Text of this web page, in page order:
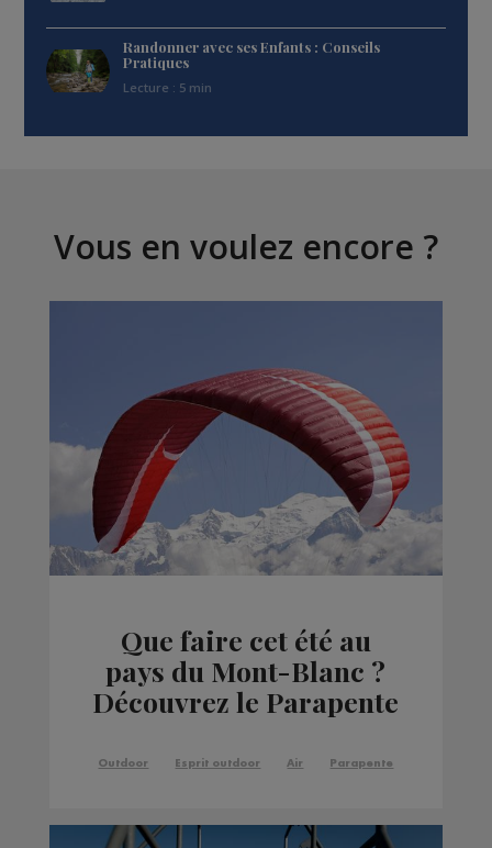
Randonner avec ses Enfants : Conseils
Pratiques
Lecture : 5 min
Vous en voulez encore ?
Que faire cet été au
pays du Mont-Blanc ?
Découvrez le Parapente
Outdoor Esprit outdoor Air Parapente